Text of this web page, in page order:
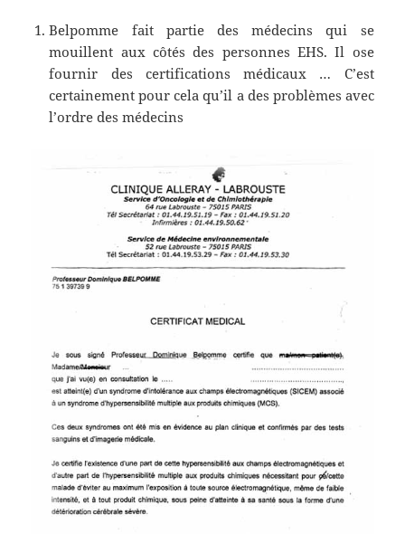
Belpomme fait partie des médecins qui se
mouillent aux côtés des personnes EHS. Il ose
fournir des certifications médicaux … C’est
certainement pour cela qu’il a des problèmes avec
l’ordre des médecins